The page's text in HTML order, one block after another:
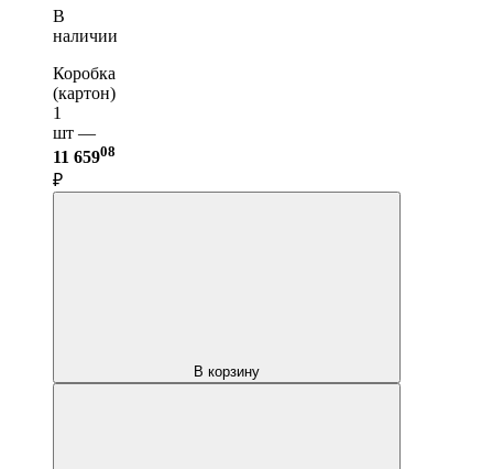
В
наличии
Коробка
(картон)
1
шт —
11 65908
₽
В корзину